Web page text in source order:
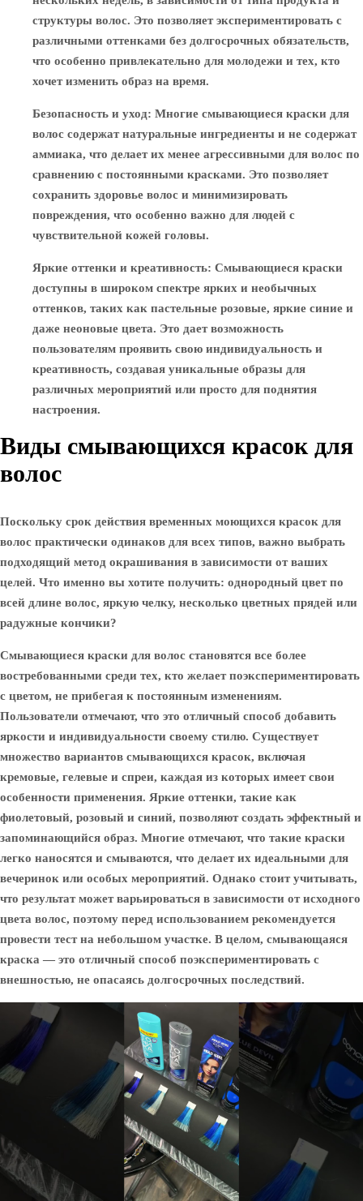
структуры волос. Это позволяет экспериментировать с
различными оттенками без долгосрочных обязательств,
что особенно привлекательно для молодежи и тех, кто
хочет изменить образ на время.
Безопасность и уход: Многие смывающиеся краски для
волос содержат натуральные ингредиенты и не содержат
аммиака, что делает их менее агрессивными для волос по
сравнению с постоянными красками. Это позволяет
сохранить здоровье волос и минимизировать
повреждения, что особенно важно для людей с
чувствительной кожей головы.
Яркие оттенки и креативность: Смывающиеся краски
доступны в широком спектре ярких и необычных
оттенков, таких как пастельные розовые, яркие синие и
даже неоновые цвета. Это дает возможность
пользователям проявить свою индивидуальность и
креативность, создавая уникальные образы для
различных мероприятий или просто для поднятия
настроения.
Виды смывающихся красок для
волос
Поскольку срок действия временных моющихся красок для
волос практически одинаков для всех типов, важно выбрать
подходящий метод окрашивания в зависимости от ваших
целей. Что именно вы хотите получить: однородный цвет по
всей длине волос, яркую челку, несколько цветных прядей или
радужные кончики?
Смывающиеся краски для волос становятся все более
востребованными среди тех, кто желает поэкспериментировать
с цветом, не прибегая к постоянным изменениям.
Пользователи отмечают, что это отличный способ добавить
яркости и индивидуальности своему стилю. Существует
множество вариантов смывающихся красок, включая
кремовые, гелевые и спреи, каждая из которых имеет свои
особенности применения. Яркие оттенки, такие как
фиолетовый, розовый и синий, позволяют создать эффектный и
запоминающийся образ. Многие отмечают, что такие краски
легко наносятся и смываются, что делает их идеальными для
вечеринок или особых мероприятий. Однако стоит учитывать,
что результат может варьироваться в зависимости от исходного
цвета волос, поэтому перед использованием рекомендуется
провести тест на небольшом участке. В целом, смывающаяся
краска — это отличный способ поэкспериментировать с
внешностью, не опасаясь долгосрочных последствий.